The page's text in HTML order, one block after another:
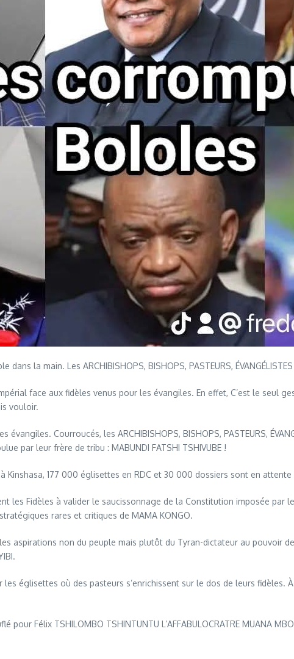
la main. Les ARCHIBISHOPS, BISHOPS, PASTEURS,
face aux fidèles venus pour les évangiles. En effet, C’est le seul
vouloir.
Courroucés, les ARCHIBISHOPS, BISHOPS, PASTEURS,
par leur frère de tribu : MABUNDI FATSHI TSHIVUBE !
177 000 églisettes en RDC et 30 000 dossiers sont en
les Fidèles à valider le saucissonnage de la Constitution imposée par
rares et critiques de MAMA KONGO.
aspirations non du peuple mais plutôt du Tyran-dictateur au pouvoir de
les églisettes où des pasteurs s’enrichissent sur le dos de leurs
Félix TSHILOMBO TSHINTUNTU L’AFFABULOCRATRE MUANA